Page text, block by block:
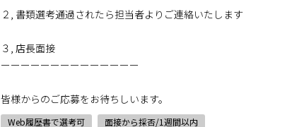
２, 書類選考通過されたら担当者よりご連絡いたします
３, 店長面接
ーーーーーーーーーーーーーー
皆様からのご応募をお待ちしいます。
Web履歴書で選考可 面接から採否/1週間以内